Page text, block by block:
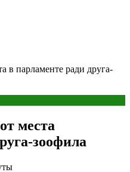
в парламенте ради друга-
места
зоофила